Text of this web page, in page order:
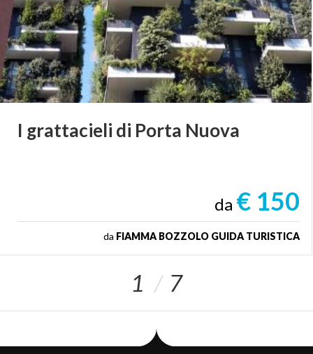
I grattacieli di Porta Nuova
da € 150
da FIAMMA BOZZOLO GUIDA TURISTICA
1 7